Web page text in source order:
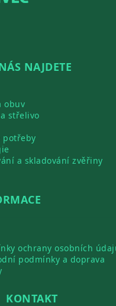
NAJDETE
obuv
střelivo
potřeby
a skladování zvěřiny
ochrany osobních
podmínky a doprava
KONTAKT